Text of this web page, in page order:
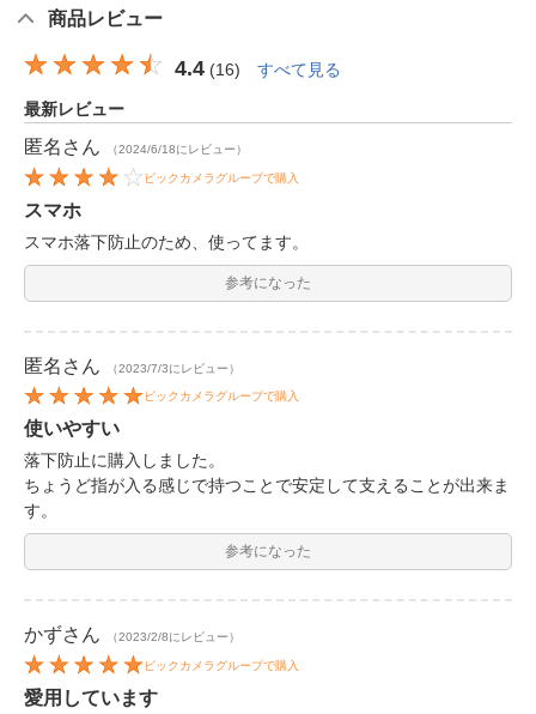
商品レビュー
4.4 (16) すべて見る
最新レビュー
匿名 さん （2024/6/18にレビュー）
ビックカメラグループで購入
スマホ
スマホ落下防止のため、使ってます。
参考になった
匿名 さん （2023/7/3にレビュー）
ビックカメラグループで購入
使いやすい
落下防止に購入しました。
ちょうど指が入る感じで持つことで安定して支えることが出来ま
す。
参考になった
かずさん （2023/2/8にレビュー）
ビックカメラグループで購入
愛用しています